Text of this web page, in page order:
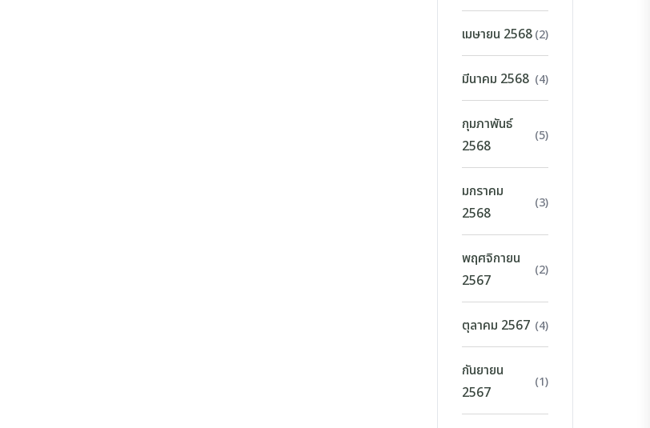
เมษายน 2568(2)
มีนาคม 2568 (4)
กุมภาพันธ์
2568
(5)
มกราคม
2568
(3)
พฤศจิกายน
2567
(2)
ตุลาคม 2567 (4)
กันยายน
2567
(1)